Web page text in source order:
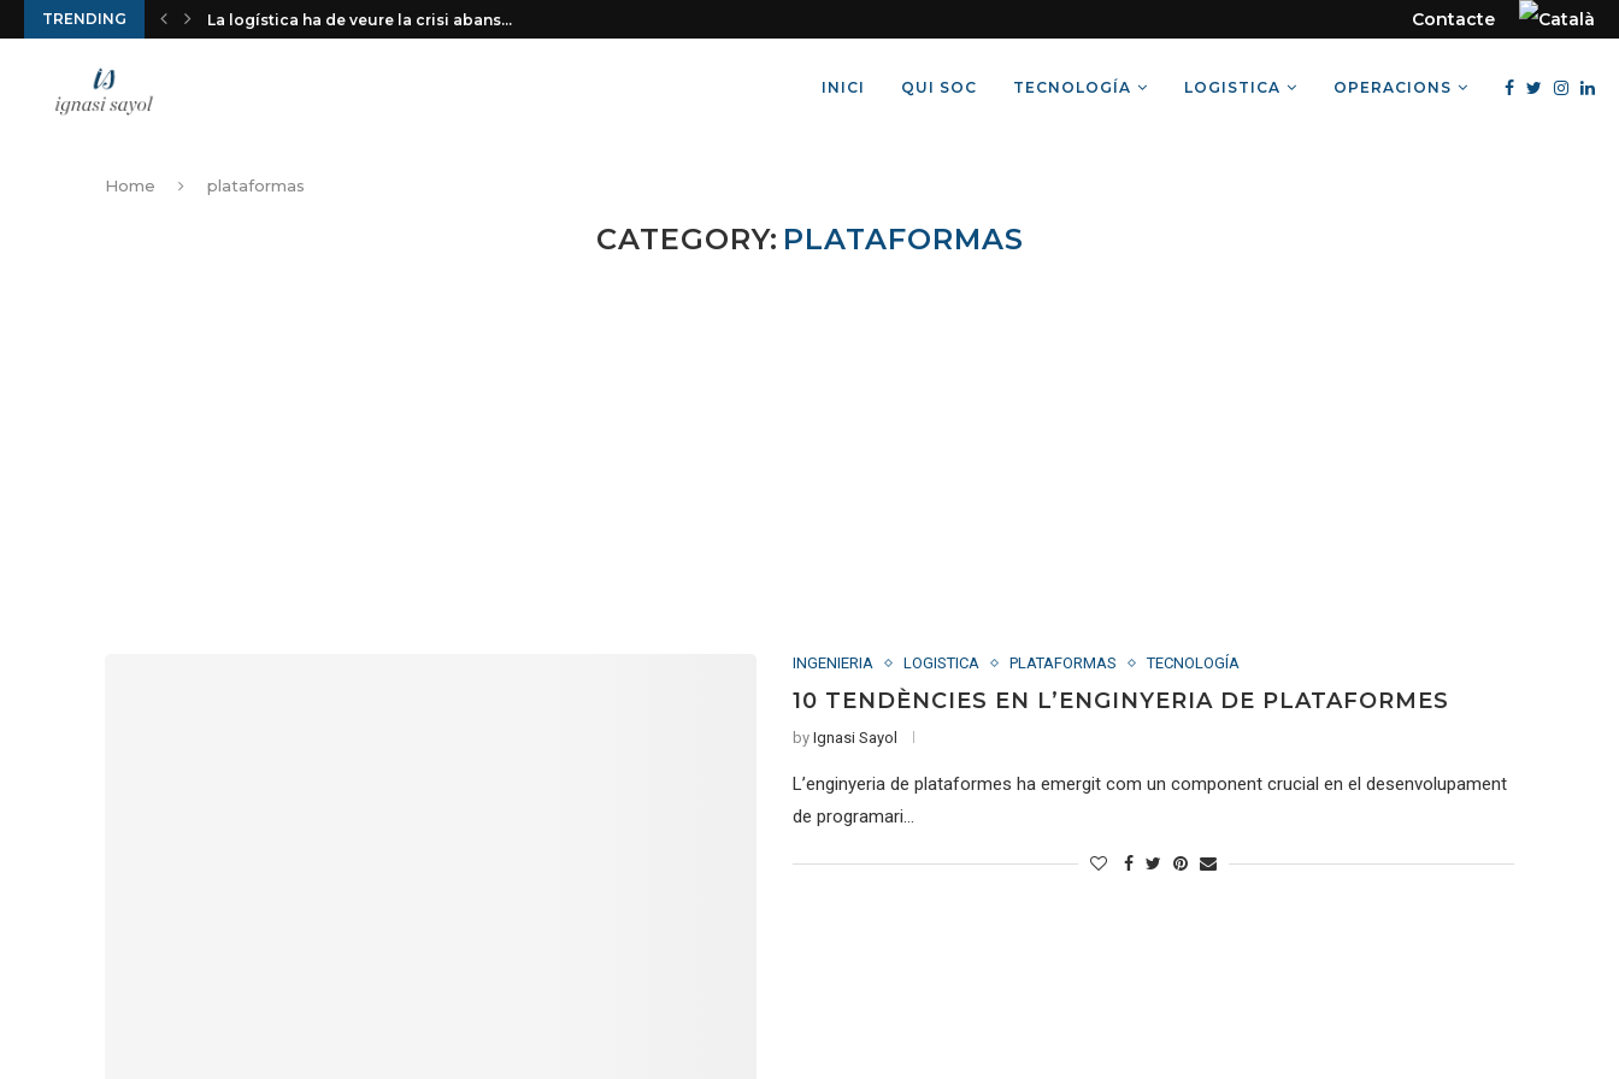
TRENDING La logística ha de veure la crisi abans... Contacte
INICI QUI SOC TECNOLOGÍA LOGISTICA OPERACIONS
Home plataformas
CATEGORY: PLATAFORMAS
INGENIERIA LOGISTICA PLATAFORMAS TECNOLOGÍA
10 TENDÈNCIES EN L’ENGINYERIA DE PLATAFORMES
byIgnasi Sayol
L’enginyeria de plataformes ha emergit com un component crucial en el desenvolupament
de programari…